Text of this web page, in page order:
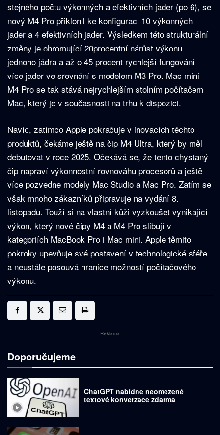
stejného počtu výkonných a efektivních jader (po 6), se
nový M4 Pro přiklonil ke konfiguraci 10 výkonných
jader a 4 efektivních jader. Výsledkem této strukturální
změny je ohromující 20procentní nárůst výkonu
jednoho jádra a až o 45 procent rychlejší fungování
více jader ve srovnání s modelem M3 Pro. Mac mini
M4 Pro se tak stává nejrychlejším stolním počítačem
Mac, který je v současnosti na trhu k dispozici.
Navíc, zatímco Apple pokračuje v inovacích těchto
produktů, čekáme ještě na čip M4 Ultra, který by měl
debutovat v roce 2025. Očekává se, že tento chystaný
čip napraví výkonnostní rovnováhu procesorů a ještě
více pozvedne modely Mac Studio a Mac Pro. Zatím se
však mnoho zákazníků připravuje na vydání 8.
listopadu. Touží si na vlastní kůži vyzkoušet vynikající
výkon, který nové čipy M4 a M4 Pro slibují v
kategoriích MacBook Pro i Mac mini. Apple těmito
pokroky upevňuje své postavení v technologické sféře
a neustále posouvá hranice možností počítačového
výkonu.
Reklama
Doporučujeme
ChatGPT nabídne neomezené
textové konverzace zdarma